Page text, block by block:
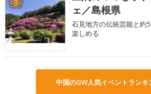
3
ェ／島根県
石見地方の伝統芸能と約
楽しめる
中国のGW人気イベントランキ